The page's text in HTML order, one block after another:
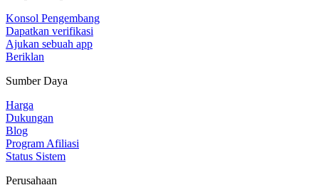
Konsol Pengembang
Dapatkan verifikasi
Ajukan sebuah app
Beriklan
Sumber Daya
Harga
Dukungan
Blog
Program Afiliasi
Status Sistem
Perusahaan